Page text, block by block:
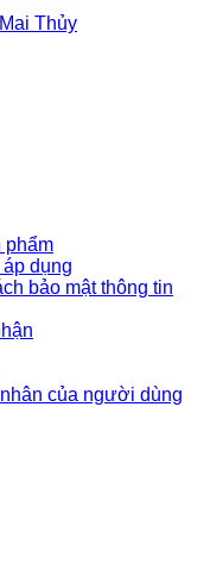
Thủy
phẩm
dụng
bảo mật thông tin
của người dùng